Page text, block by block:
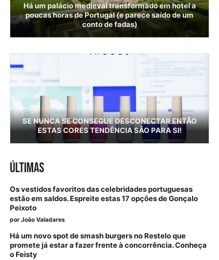
Há um palácio medieval transformado em hotel a
poucas horas de Portugal (e parece saído de um
conto de fadas)
SE NUNCA SE CONSEGUE DESCONECTAR ENTÃO
ESTAS CORES TENDÊNCIA SÃO PARA SI!
ÚLTIMAS
Os vestidos favoritos das celebridades portuguesas
estão em saldos. Espreite estas 17 opções de Gonçalo
Peixoto
por João Valadares
Há um novo spot de smash burgers no Restelo que
promete já estar a fazer frente à concorrência. Conheça
o Feisty